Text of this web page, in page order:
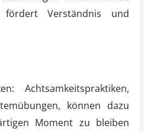
fördert Verständnis und
Achtsamkeitspraktiken,
können dazu
Moment zu bleiben